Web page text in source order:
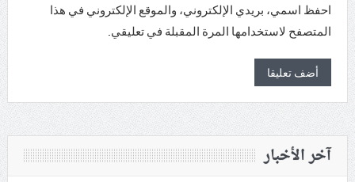
احفظ اسمي، بريدي الإلكتروني، والموقع الإلكتروني في هذا
المتصفح لاستخدامها المرة المقبلة في تعليقي.
آخر الأخبار